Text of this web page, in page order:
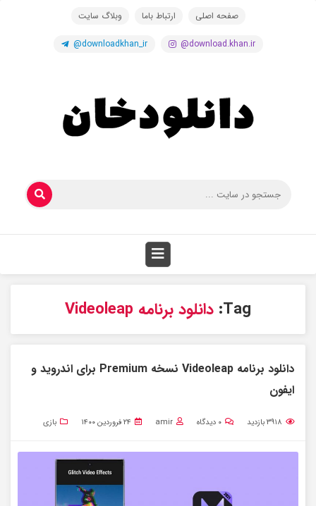
صفحه اصلی ارتباط باما وبلاگ سایت
@download.khan.ir
@downloadkhan_ir
Tag: دانلود برنامه Videoleap
دانلود برنامه Videoleap نسخه Premium برای اندروید و
ایفون
۳۹۱۸بازدید ۰ دیدگاه amir ۲۴ فروردین ۱۴۰۰ بازی